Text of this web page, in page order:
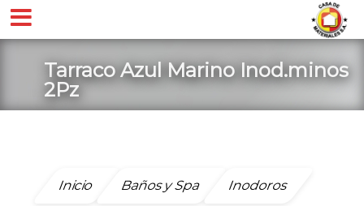
Tarraco Azul Marino Inod.minos
2Pz
Inicio Baños y Spa
Inodoros